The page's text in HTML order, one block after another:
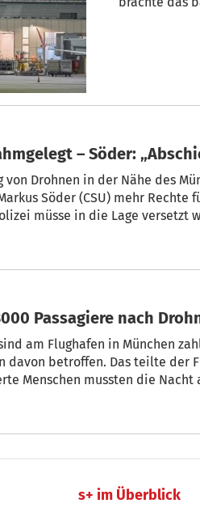
– Söder:
Drohnen in der Nähe des
Söder (CSU) mehr Rechte
müsse in die Lage versetzt
Passagiere nach
am Flughafen in München
davon betroffen. Das teilte der
Menschen mussten die Nacht
inzwischen aber wieder offen.
s+ im Überblick